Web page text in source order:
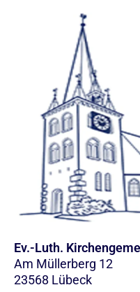
Ev.-Luth.
Am Müllerberg 12
23568 Lübeck